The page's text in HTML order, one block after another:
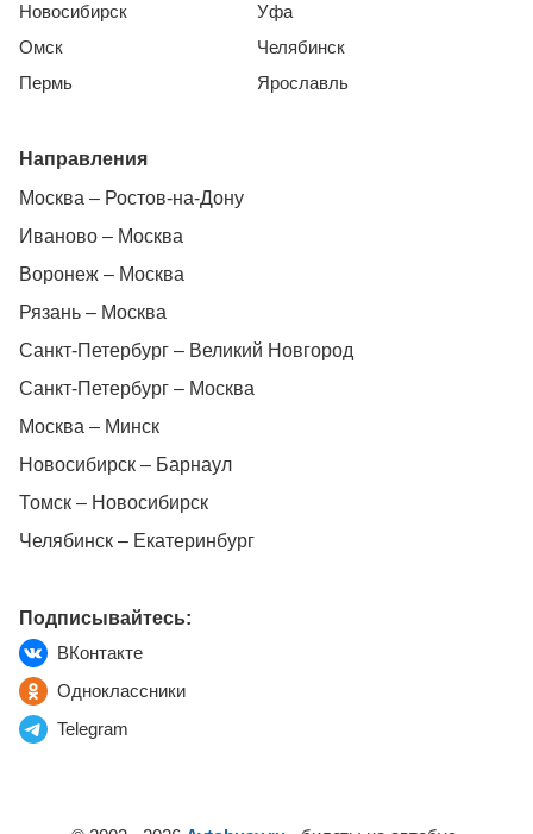
Новосибирск
Омск
Пермь
Уфа
Челябинск
Ярославль
Направления
Москва – Ростов-на-Дону
Иваново – Москва
Воронеж – Москва
Рязань – Москва
Санкт-Петербург – Великий Новгород
Санкт-Петербург – Москва
Москва – Минск
Новосибирск – Барнаул
Томск – Новосибирск
Челябинск – Екатеринбург
Подписывайтесь:
ВКонтакте
Одноклассники
Telegram